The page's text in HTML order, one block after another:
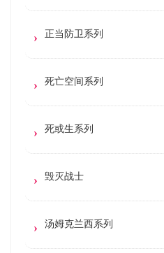
正当防卫系列
死亡空间系列
死或生系列
毁灭战士
汤姆克兰西系列